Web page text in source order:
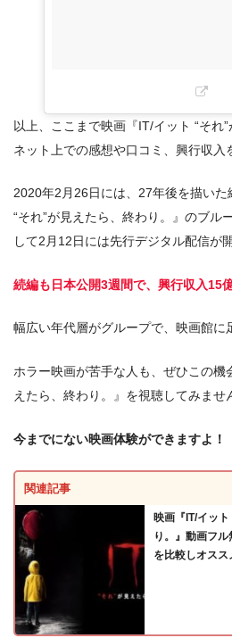
以上、ここまで映画『IT/イット “それ
ネット上での感想や口コミ、興行収入
2020年2月26日には、27年後を描い
“それ”が見えたら、終わり。』のブル
して2月12日には先行デジタル配信が
続編も日本公開3週間で、興行収入15
幅広い年代層がグループで、映画館に
ホラー映画が苦手な人も、ぜひこの機
えたら、終わり。』を視聴してみませ
今までにない映画体験ができますよ！
関連記事
映画『IT/イッ
り。』動画フ
を比較しオスス